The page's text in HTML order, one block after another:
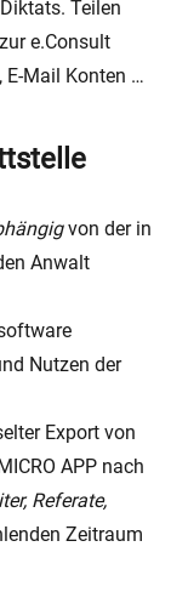
Teilen
e.Consult
E-Mail Konten …
von der in
Anwalt
Nutzen der
Export von
APP nach
Referate,
Zeitraum